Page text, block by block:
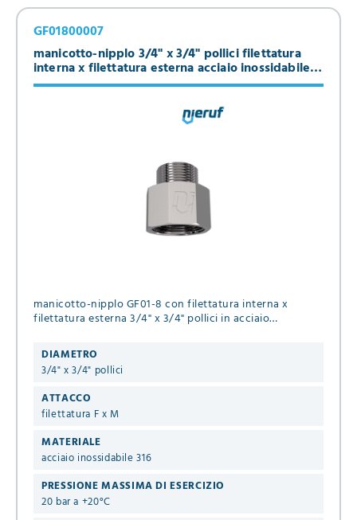
manicotto-nipplo 3/4" x 3/4" pollici filettatura
interna x filettatura esterna acciaio inossidabile
316
GF01800007
manicotto-nipplo GF01-8 con filettatura interna x
filettatura esterna 3/4" x 3/4" pollici in acciaio
DIAMETRO
3/4" x 3/4" pollici
ATTACCO
filettatura F x M
MATERIALE
acciaio inossidabile 316
PRESSIONE MASSIMA DI ESERCIZIO
20 bar a +20°C